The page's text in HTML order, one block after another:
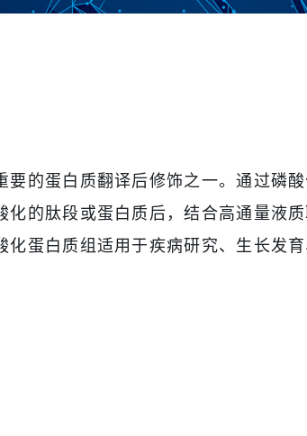
的蛋白质翻译后修饰之一。通过磷
的肽段或蛋白质后，结合高通量液
蛋白质组适用于疾病研究、生长发